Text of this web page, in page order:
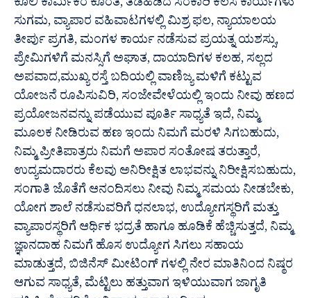
ಕೂಲಿ ಕಾರ್ಮಿಕರ ಕೊರತೆ, ತಡೆಹಿಡಿದ ಸರಕಾರಿ ಕೆಲಸ ಕಾರ್ಯಗಳು
ಸುಗಮ, ವ್ಯಾಪಾರ ವಹಿವಾಟಗಳಲ್ಲಿ ಮಿಶ್ರ ಫಲ, ನ್ಯಾಯಾಲಯ
ತೀರ್ಪು ಪ್ರಗತಿ, ಮಂಗಳ ಕಾರ್ಯ ನಡೆಸುವ ಪ್ರಯತ್ನ ಯಶಸ್ಸು,
ಪ್ರೇಮಿಗಳಿಗೆ ಮನಸ್ಸಿಗೆ ಅಘಾತ, ದಾಯಾದಿಗಳ ಕಲಹ, ಸಲ್ಲದ
ಅಪವಾದ,ಮುಖ್ಯ ರಸ್ತೆ ಬದಿಯಲ್ಲಿ ವಾಣಿಜ್ಯ ಮಳಿಗೆ ಕಟ್ಟುವ
ಯೋಜನೆ ರೂಪಿಸುವಿರಿ, ಸಂಜೇವೇಳೆಯಲ್ಲಿ ಇಂದು ನೀವು ಹಣದ
ಪ್ರಯೋಜನವನ್ನು ಪಡೆಯುವ ಪೂರ್ತಿ ಸಾಧ್ಯತೆ ಇದೆ, ನಿಮ್ಮ
ಮೂಲಕ ನೀಡಿರುವ ಹಣ ಇಂದು ನಿಮಗೆ ಮರಳಿ ಸಿಗಬಹುದು,
ನಿಮ್ಮ ಪ್ರೀತಿಪಾತ್ರರು ನಿಮಗೆ ಅಪಾರ ಸಂತೋಷ ತರುತ್ತಾರೆ,
ಉದ್ಯಮದಾರರು ಕೆಲವು ಅನಿರೀಕ್ಷಿತ ಲಾಭವನ್ನು ನಿರೀಕ್ಷಿಸಬಹುದು,
ಸಂಗಾತಿ ಜೊತೆಗೆ ಆನಂದಿಸಲು ನೀವು ನಿಮ್ಮ ಸಮಯ ನೀಡಬೇಕು,
ಯೋಗ ಶಾಲೆ ನಡೆಸುವರಿಗೆ ಧನಲಾಭ, ಉದ್ಯೋಗಸ್ಥರಿಗೆ ಮತ್ತು
ವ್ಯಾಪಾರಸ್ಥರಿಗೆ ಆರ್ಥಿಕ ಭದ್ರತೆ ಹಾಗೂ ಹೂಡಿಕೆ ಹೆಚ್ಚಿಸುತ್ತದೆ, ನಿಮ್ಮ
ಜ್ಞಾನದಾಹ ನಿಮಗೆ ಹೊಸ ಉದ್ಯೋಗ ಸಿಗಲು ಸಹಾಯ
ಮಾಡುತ್ತದೆ, ಬಿಜಿನೆಸ್ ಮೀಟಿಂಗ್ ಗಳಲ್ಲಿ ನೇರ ಮಾತಿನಿಂದ ನಿಷ್ಠರ
ಆಗುವ ಸಾಧ್ಯತೆ, ಮೆಟ್ಟಿಲು ಹತ್ತುವಾಗ ಇಳಿಯುವಾಗ ಜಾಗೃತಿ